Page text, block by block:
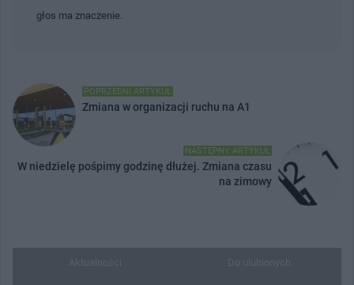
głos ma znaczenie.
POPRZEDNI ARTYKUŁ
Zmiana w organizacji ruchu na A1
NASTĘPNY ARTYKUŁ
W niedzielę pośpimy godzinę dłużej. Zmiana czasu
na zimowy